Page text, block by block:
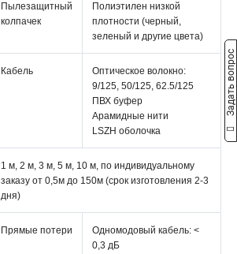
Пылезащитный
колпачек
Полиэтилен низкой
плотности (черный,
зеленый и другие цвета)
Кабель
Оптическое волокно:
9/125, 50/125, 62.5/125
ПВХ буфер
Арамидные нити
LSZH оболочка
1 м, 2 м, 3 м, 5 м, 10 м, по индивидуальному
заказу от 0,5м до 150м (срок изготовления 2-3
дня)
Прямые потери
Одномодовый кабель: <
0,3 дБ
Задать вопрос